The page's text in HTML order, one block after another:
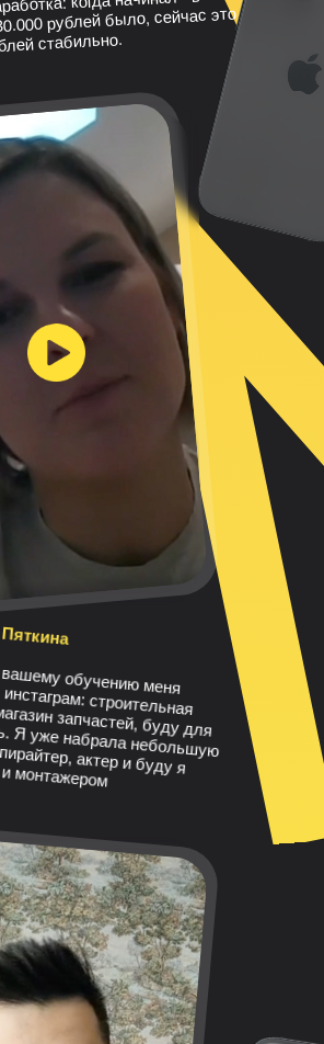
рублей было, сейчас это
стабильно.
обучению меня
строительная
запчастей, буду для
уже набрала небольшую
актер и буду я
монтажером